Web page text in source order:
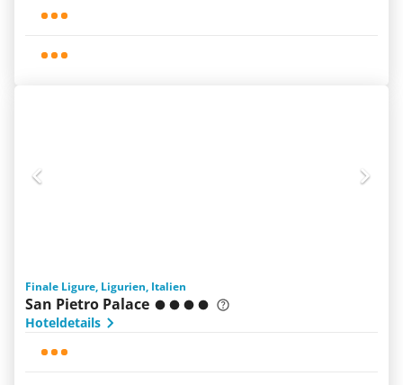
Finale Ligure, Ligurien, Italien
San Pietro Palace
Hoteldetails